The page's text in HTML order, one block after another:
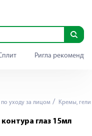
Ригла
по уходу за лицом Кремы,
глаз 15мл